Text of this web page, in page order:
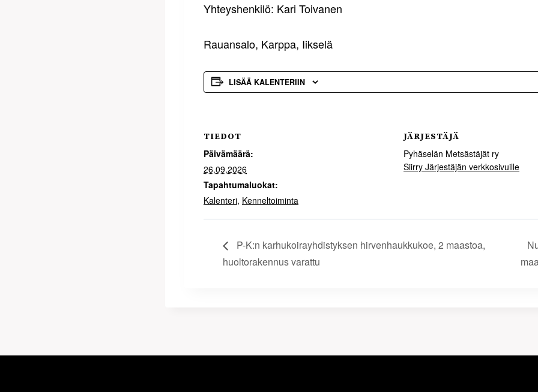
Yhteyshenkilö: Kari Toivanen
Rauansalo, Karppa, Iikselä
LISÄÄ KALENTERIIN
TIEDOT
Päivämäärä:
26.09.2026
Tapahtumaluokat:
Kalenteri, Kenneltoiminta
JÄRJESTÄJÄ
Pyhäselän Metsästäjät ry
Siirry Järjestäjän verkkosivuille
P-K:n karhukoira­­yhdistyksen hirvenhaukkukoe, 2 maastoa,
huoltorakennus varattu